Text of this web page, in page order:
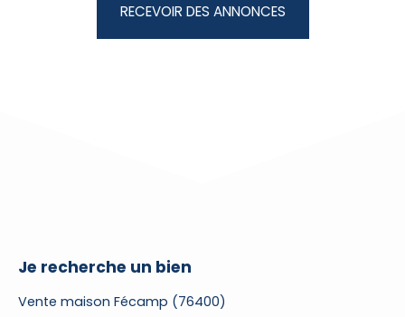
RECEVOIR DES ANNONCES
Je recherche un bien
Vente maison Fécamp (76400)